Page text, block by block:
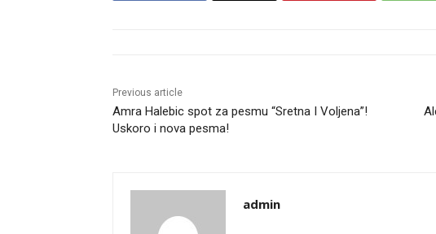
Previous article
Amra Halebic spot za pesmu “Sretna I Voljena”!
Uskoro i nova pesma!
admin